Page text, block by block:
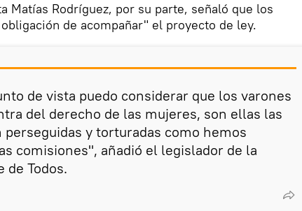
Matías Rodríguez, por su parte, señaló que los
de acompañar" el proyecto de ley.
de vista puedo considerar que los varones
del derecho de las mujeres, son ellas las
perseguidas y torturadas como hemos
comisiones", añadió el legislador de la
de Todos.